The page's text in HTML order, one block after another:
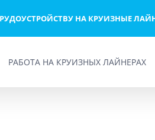
НА КРУИЗНЫЕ
РАБОТА НА КРУИЗНЫХ ЛАЙНЕРАХ